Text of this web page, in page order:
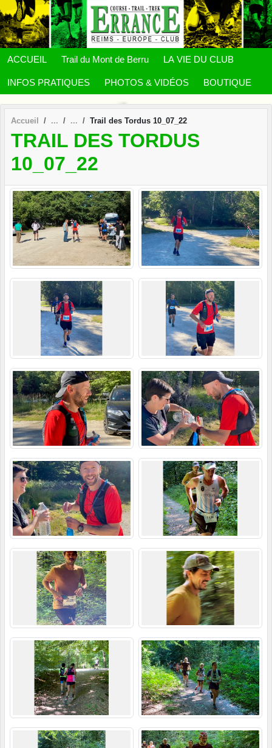
ACCUEIL Trail du Mont de Berru LA VIE DU CLUB
INFOS PRATIQUES PHOTOS & VIDÉOS BOUTIQUE
Accueil Trail des Tordus 10_07_22
TRAIL DES TORDUS
10_07_22
Panneau de gestion des cookies